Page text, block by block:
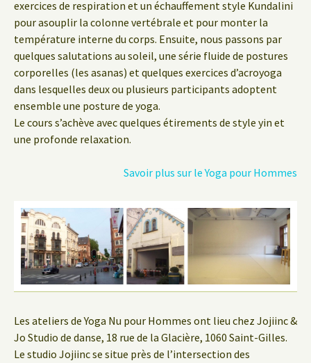
exercices de respiration et un échauffement style Kundalini
pour asouplir la colonne vertébrale et pour monter la
température interne du corps. Ensuite, nous passons par
quelques salutations au soleil, une série fluide de postures
corporelles (les asanas) et quelques exercices d’acroyoga
dans lesquelles deux ou plusieurs participants adoptent
ensemble une posture de yoga.
Le cours s’achève avec quelques étirements de style yin et
une profonde relaxation.
Savoir plus sur le Yoga pour Hommes
Les ateliers de Yoga Nu pour Hommes ont lieu chez Jojiinc &
Jo Studio de danse, 18 rue de la Glacière, 1060 Saint-Gilles.
Le studio Jojiinc se situe près de l’intersection des